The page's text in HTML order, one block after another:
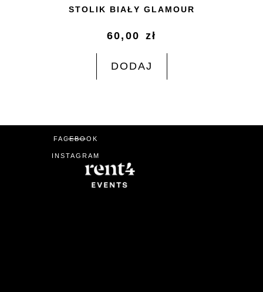
STOLIK BIAŁY GLAMOUR
60,00 zł
DODAJ
FACEBOOK
INSTAGRAM